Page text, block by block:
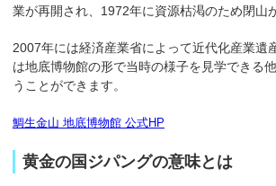
業が再開され、1972年に資源枯渇のため閉山
2007年には経済産業省によって近代化産業遺
は地底博物館の形で当時の様子を見学できる
うことができます。
鯛生金山 地底博物館 公式HP
黄金の国ジパングの意味とは